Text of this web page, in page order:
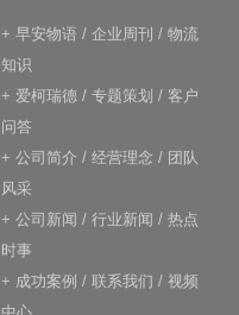
+ 早安物语 / 企业周刊 / 物流
知识
+ 爱柯瑞德 / 专题策划 / 客户
问答
+ 公司简介 / 经营理念 / 团队
风采
+ 公司新闻 / 行业新闻 / 热点
时事
+ 成功案例 / 联系我们 / 视频